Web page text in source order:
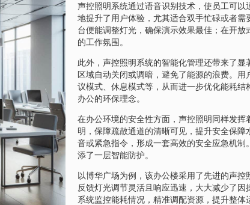
声控照明系统通过语音识别技术，使员工可
地提升了用户体验，尤其适合双手忙碌或者
台便能调整灯光，确保演示效果最佳；在开
的工作氛围。
此外，声控照明系统的智能化管理还带来了
区域自动关闭或调暗，避免了能源的浪费。
议模式、休息模式等，从而进一步优化能耗
办公的环保理念。
在办公环境的安全性方面，声控照明同样发
明，保障疏散通道的清晰可见，提升安全保
音或紧急指令，形成一套高效的安全应急机
添了一层智能防护。
以博华广场为例，该办公楼采用了先进的声
反馈灯光调节灵活且响应迅速，大大减少了
系统监控能耗情况，精准调配资源，提升整